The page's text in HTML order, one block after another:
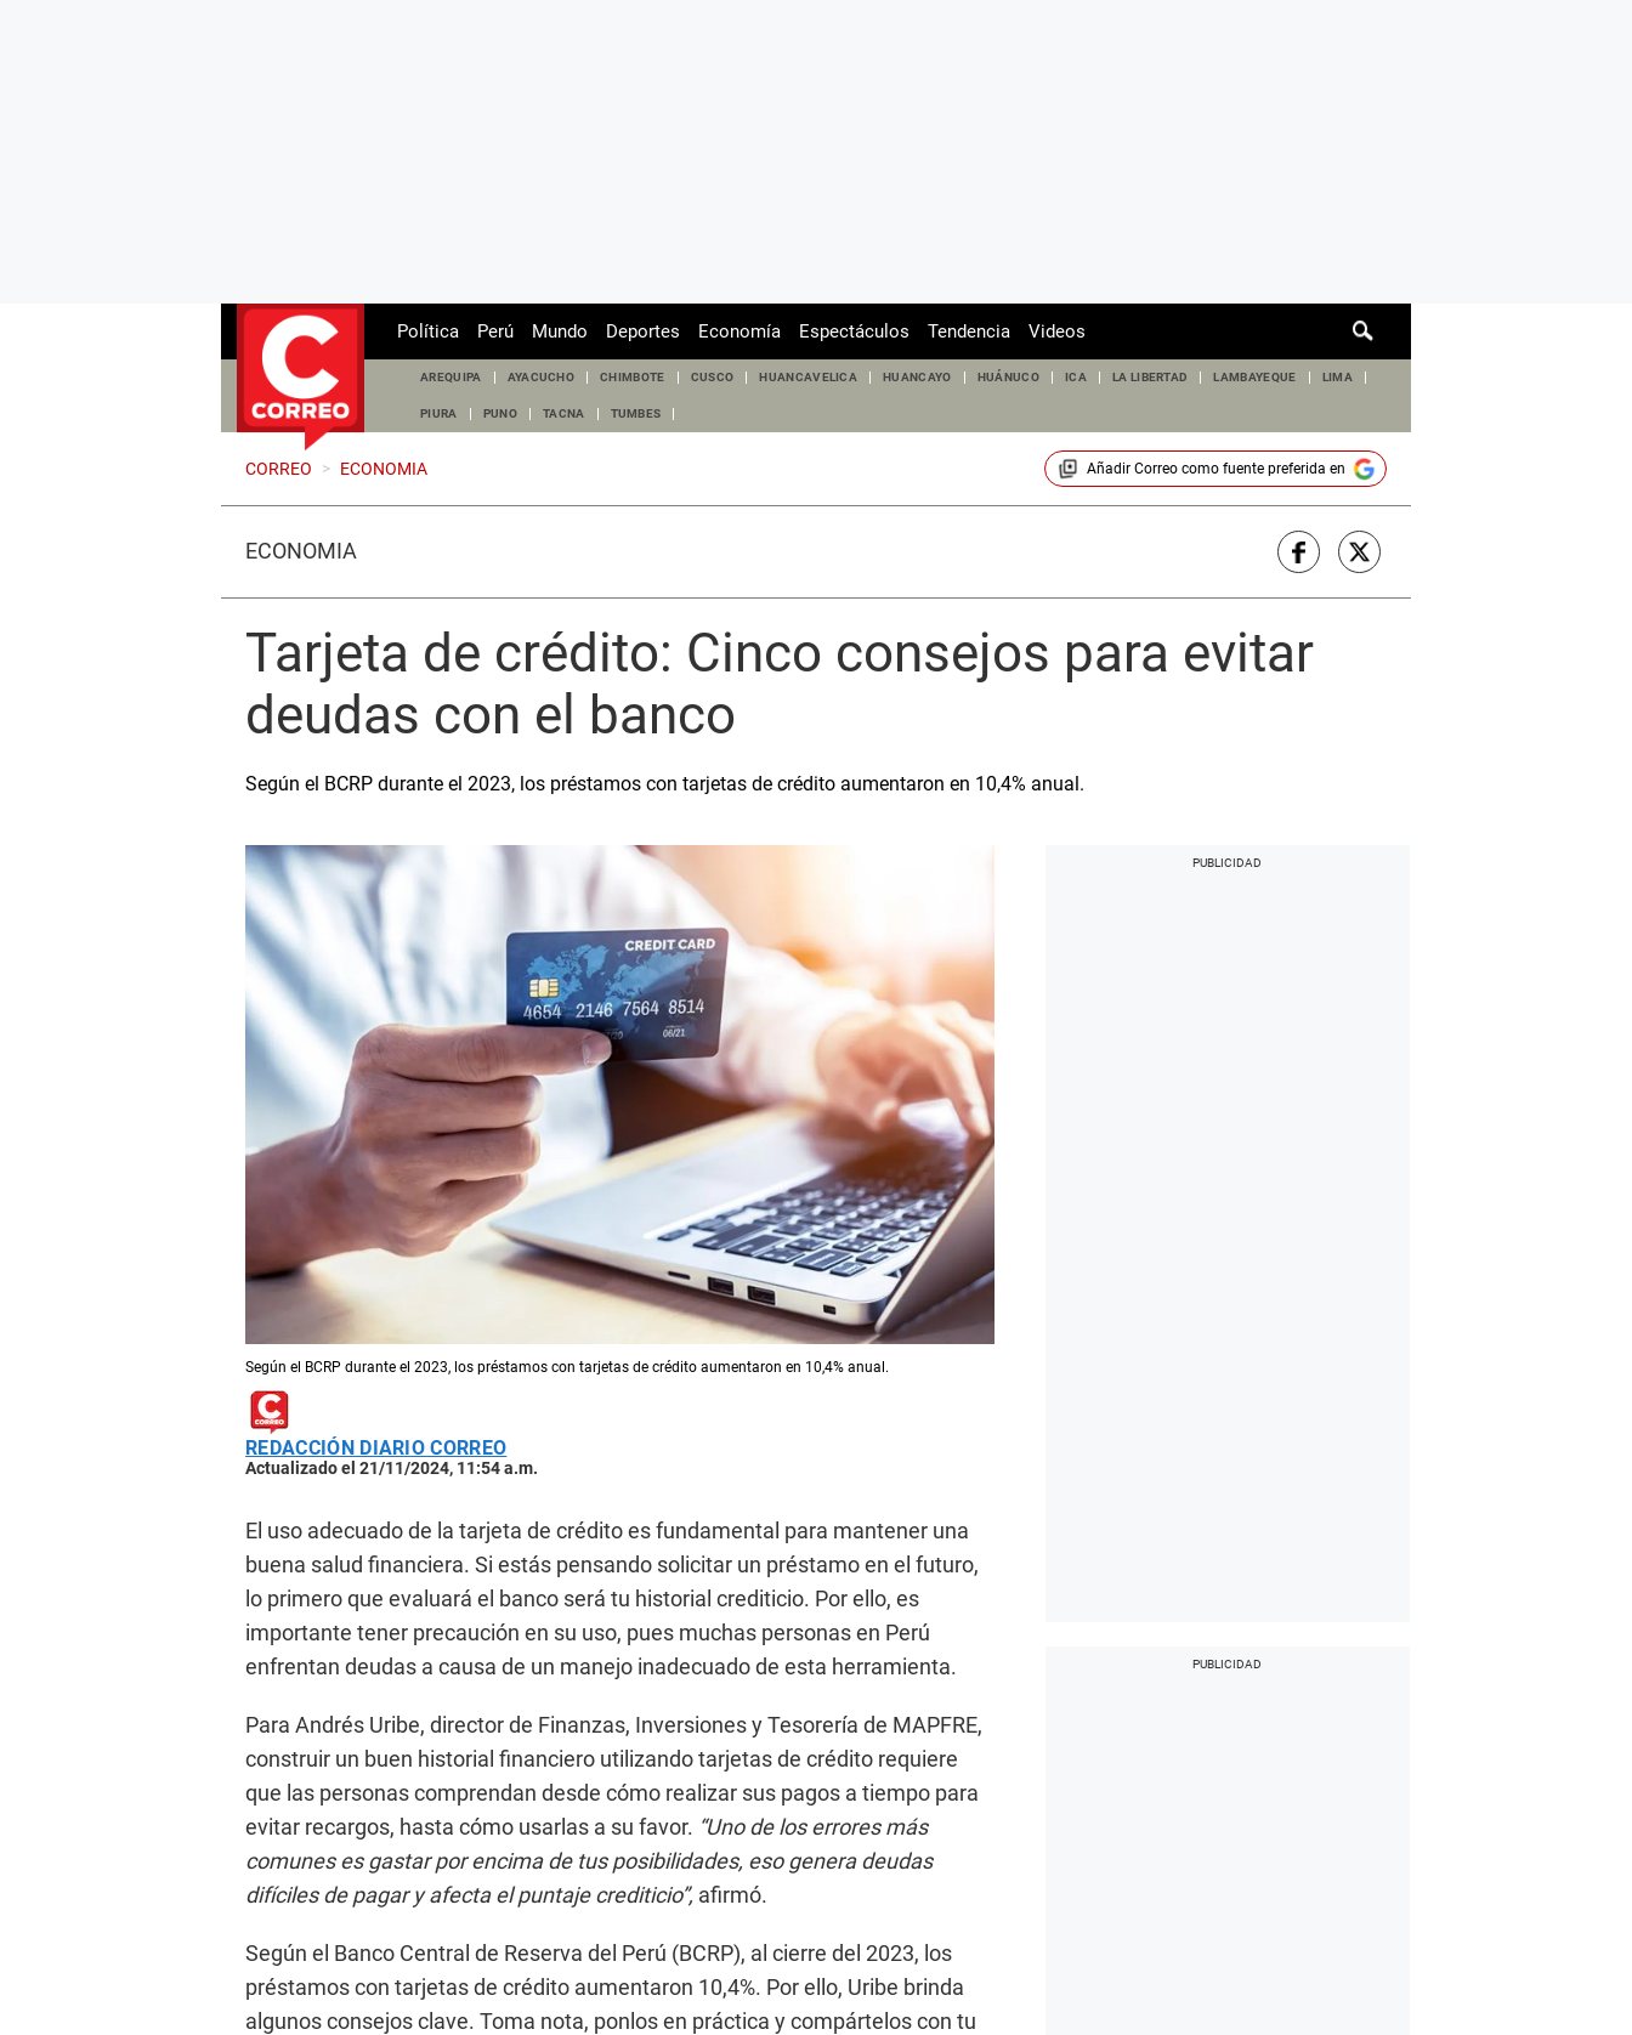
de
Política Perú Mundo Deportes Economía Espectáculos Tendencia Videos
AREQUIPA AYACUCHO CHIMBOTE CUSCO HUANCAVELICA HUANCAYO HUÁNUCO ICA LA LIBERTAD LAMBAYEQUE LIMA
PIURA PUNO TACNA TUMBES
CORREO > ECONOMIA Añadir Correocomo fuente preferida en
ECONOMÍA
Tarjeta de crédito: Cinco consejos para evitar
deudas con el banco
Según el BCRP durante el 2023, los préstamos con tarjetas de crédito aumentaron en 10,4% anual.
Según el BCRP durante el 2023, los préstamos con tarjetas de crédito aumentaron en 10,4% anual.
REDACCIÓN DIARIO CORREO
Actualizado el 21/11/2024, 11:54 a.m.
El uso adecuado de la tarjeta de crédito es fundamental para mantener una
buena salud financiera. Si estás pensando solicitar un préstamo en el futuro,
lo primero que evaluará el banco será tu historial crediticio. Por ello, es
importante tener precaución en su uso, pues muchas personas en Perú
enfrentan deudas a causa de un manejo inadecuado de esta herramienta.
Para Andrés Uribe, director de Finanzas, Inversiones y Tesorería de MAPFRE,
construir un buen historial financiero utilizando tarjetas de crédito requiere
que las personas comprendan desde cómo realizar sus pagos a tiempo para
evitar recargos, hasta cómo usarlas a su favor. “Uno de los errores más
comunes es gastar por encima de tus posibilidades, eso genera deudas
difíciles de pagar y afecta el puntaje crediticio”, afirmó.
Según el Banco Central de Reserva del Perú (BCRP), al cierre del 2023, los
préstamos con tarjetas de crédito aumentaron 10,4%. Por ello, Uribe brinda
algunos consejos clave. Toma nota, ponlos en práctica y compártelos con tu